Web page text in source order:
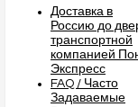
Доставка в
Россию до
транспортной
компанией
Экспресс
FAQ / Часто
Задаваемые